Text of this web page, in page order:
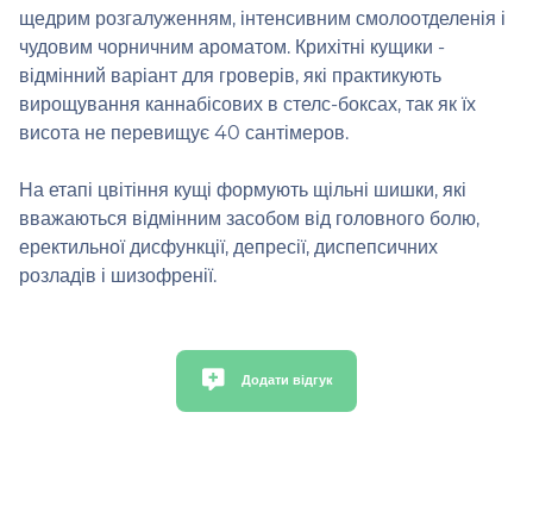
щедрим розгалуженням, інтенсивним смолоотделенія і
чудовим чорничним ароматом. Крихітні кущики -
відмінний варіант для гроверів, які практикують
вирощування каннабісових в стелс-боксах, так як їх
висота не перевищує 40 сантімеров.
На етапі цвітіння кущі формують щільні шишки, які
вважаються відмінним засобом від головного болю,
еректильної дисфункції, депресії, диспепсичних
розладів і шизофренії.
Додати відгук